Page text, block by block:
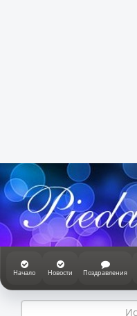
Начало Новости Поздравления